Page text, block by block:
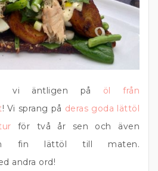
vi äntligen på öl från
! Vi sprang på deras goda lättöl
för två år sen och även
fin lättöl till maten.
andra ord!